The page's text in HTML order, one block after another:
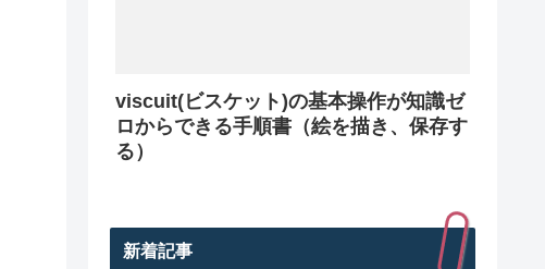
viscuit(ビスケット)の基本操作が知識ゼ
ロからできる手順書（絵を描き、保存す
る）
新着記事